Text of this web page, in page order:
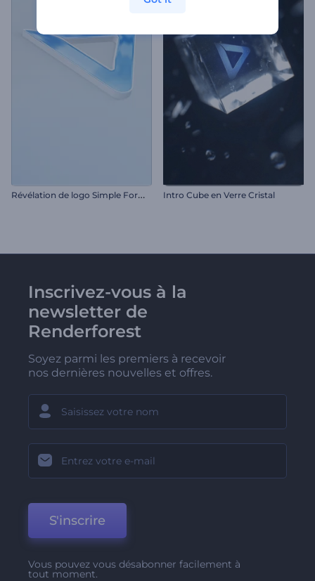
R
évélation de logo Simple Forming Intro Cube en Verre Cristal
Inscrivez-vous à la
newsletter de
Renderforest
Soyez parmi les premiers à recevoir
nos dernières nouvelles et offres.
S'inscrire
Vous pouvez vous désabonner facilement à
tout moment.